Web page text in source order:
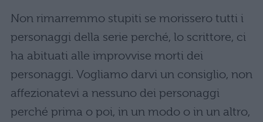
Non rimarremmo stupiti se morissero tutti i
personaggi della serie perché, lo scrittore, ci
ha abituati alle improvvise morti dei
personaggi. Vogliamo darvi un consiglio, non
affezionatevi a nessuno dei personaggi
perché prima o poi, in un modo o in un altro,